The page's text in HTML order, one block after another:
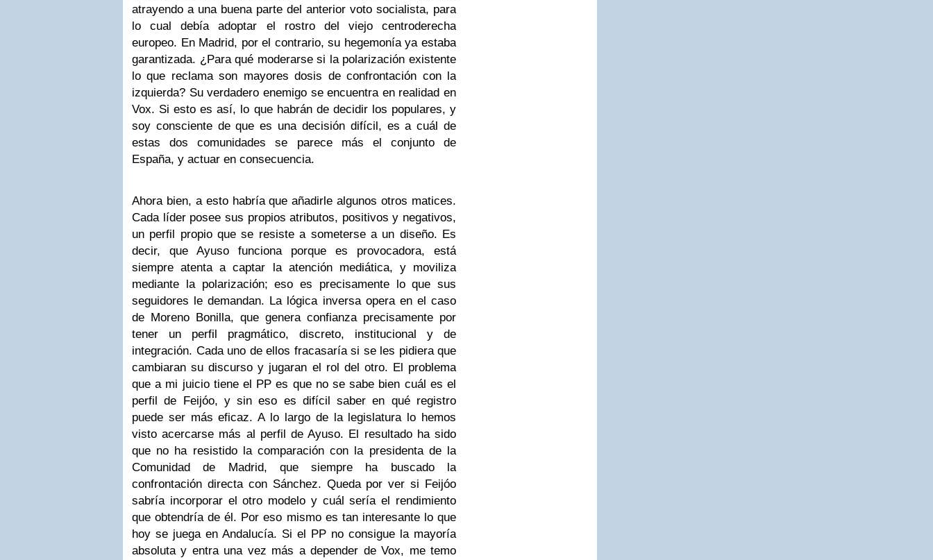
atrayendo a una buena parte del anterior voto socialista, para
lo cual debía adoptar el rostro del viejo centroderecha
europeo. En Madrid, por el contrario, su hegemonía ya estaba
garantizada. ¿Para qué moderarse si la polarización existente
lo que reclama son mayores dosis de confrontación con la
izquierda? Su verdadero enemigo se encuentra en realidad en
Vox. Si esto es así, lo que habrán de decidir los populares, y
soy consciente de que es una decisión difícil, es a cuál de
estas dos comunidades se parece más el conjunto de
España, y actuar en consecuencia.
Ahora bien, a esto habría que añadirle algunos otros matices.
Cada líder posee sus propios atributos, positivos y negativos,
un perfil propio que se resiste a someterse a un diseño. Es
decir, que Ayuso funciona porque es provocadora, está
siempre atenta a captar la atención mediática, y moviliza
mediante la polarización; eso es precisamente lo que sus
seguidores le demandan. La lógica inversa opera en el caso
de Moreno Bonilla, que genera confianza precisamente por
tener un perfil pragmático, discreto, institucional y de
integración. Cada uno de ellos fracasaría si se les pidiera que
cambiaran su discurso y jugaran el rol del otro. El problema
que a mi juicio tiene el PP es que no se sabe bien cuál es el
perfil de Feijóo, y sin eso es difícil saber en qué registro
puede ser más eficaz. A lo largo de la legislatura lo hemos
visto acercarse más al perfil de Ayuso. El resultado ha sido
que no ha resistido la comparación con la presidenta de la
Comunidad de Madrid, que siempre ha buscado la
confrontación directa con Sánchez. Queda por ver si Feijóo
sabría incorporar el otro modelo y cuál sería el rendimiento
que obtendría de él. Por eso mismo es tan interesante lo que
hoy se juega en Andalucía. Si el PP no consigue la mayoría
absoluta y entra una vez más a depender de Vox, me temo